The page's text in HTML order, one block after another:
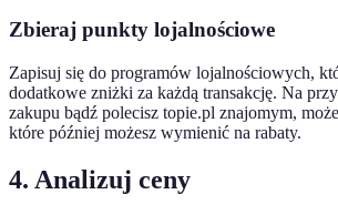
Zbieraj punkty lojalnościowe
Zapisuj się do programów lojalnościowych,
dodatkowe zniżki za każdą transakcję. Na
zakupu bądź polecisz topie.pl znajomym,
które później możesz wymienić na rabaty.
4. Analizuj ceny